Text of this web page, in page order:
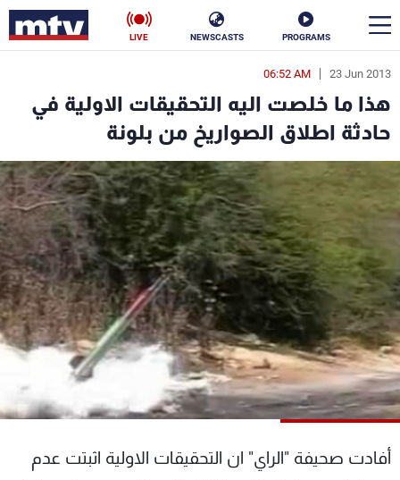
PROGRAMS
NEWSCASTS
LIVE
23 Jun 2013
06:52 AM
هذا ما خلصت اليه التحقيقات الاولية في
حادثة اطلاق الصواريخ من بلونة
أفادت صحيفة "الراي" ان التحقيقات الاولية اثبتت عدم
en
الأخبار
سياسة ناس
إقتصاد فن
منوعات رياضة
كأس العالم
البرامج
جدول البرامج
شاهد البرامج
الترددات